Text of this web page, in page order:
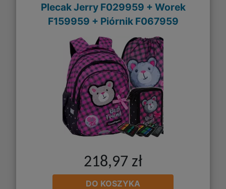
Plecak Jerry F029959 + Worek
F159959 + Piórnik F067959
218,97 zł
DO KOSZYKA